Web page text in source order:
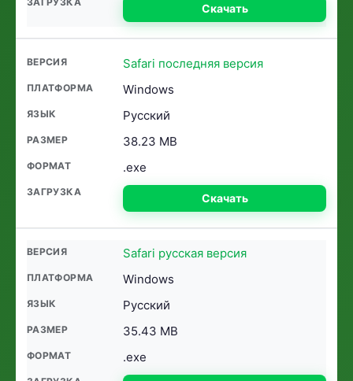
Скачать
Safari последняя версия
Windows
Русский
38.23 MB
.exe
Скачать
Safari русская версия
Windows
Русский
35.43 MB
.exe